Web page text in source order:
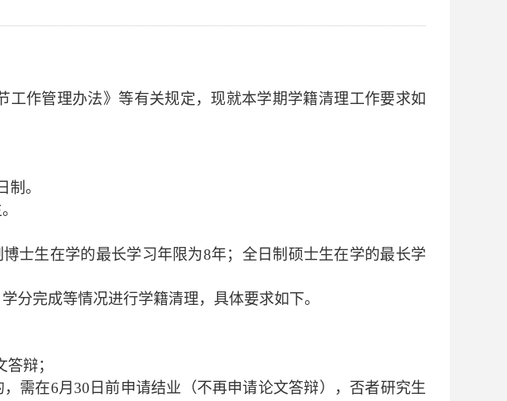
作管理办法》等有关规定，现就本学期学籍清理工作要求如
。
士生在学的最长学习年限为8年；全日制硕士生在学的最长学
分完成等情况进行学籍清理，具体要求如下。
辩；
需在6月30日前申请结业（不再申请论文答辩），否者研究生